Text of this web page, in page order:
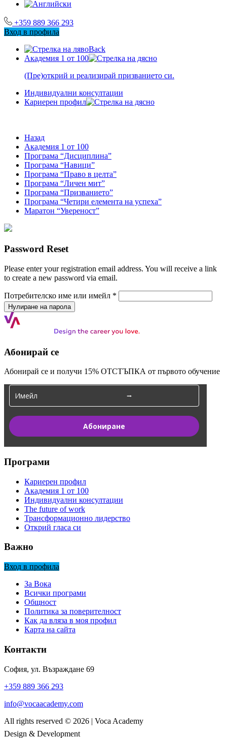
+359 889 366 293
Вход в профила
Back
Академия 1 от 100
(Пре)открий и реализирай призванието си.
Индивидуални консултации
Кариерен профил
Назад
Академия 1 от 100
Програма “Дисциплина”
Програма “Навици”
Програма “Право в целта”
Програма “Личен мит”
Програма “Призванието”
Програма “Четири елемента на успеха”
Маратон “Увереност”
Password Reset
Please enter your registration email address. You will receive a link
to create a new password via email.
Потребителско име или имейл *
Нулиране на парола
Абонирай се
Абонирай се и получи 15% ОТСТЪПКА от първото обучение
Абониране
Програми
Кариерен профил
Академия 1 от 100
Индивидуални консултации
The future of work
Трансформационно лидерство
Открий гласа си
Важно
Вход в профила
За Вока
Всички програми
Общност
Политика за поверителност
Как да вляза в моя профил
Карта на сайта
Контакти
София, ул. Възраждане 69
+359 889 366 293
info@vocaacademy.com
All rights reserved © 2026 | Voca Academy
Design & Development